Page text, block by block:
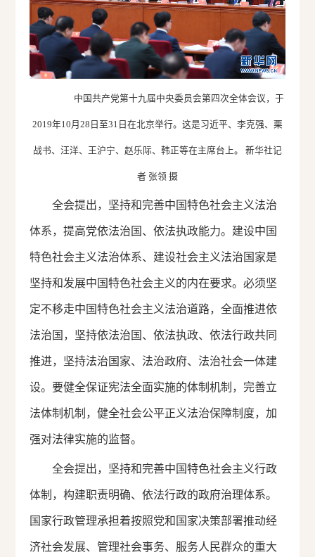
中国共产党第十九届中央委员会第四次全体会议，于
2019年10月28日至31日在北京举行。这是习近平、李克强、栗
战书、汪洋、王沪宁、赵乐际、韩正等在主席台上。 新华社记
者 张领 摄
全会提出，坚持和完善中国特色社会主义法治
体系，提高党依法治国、依法执政能力。建设中国
特色社会主义法治体系、建设社会主义法治国家是
坚持和发展中国特色社会主义的内在要求。必须坚
定不移走中国特色社会主义法治道路，全面推进依
法治国，坚持依法治国、依法执政、依法行政共同
推进，坚持法治国家、法治政府、法治社会一体建
设。要健全保证宪法全面实施的体制机制，完善立
法体制机制，健全社会公平正义法治保障制度，加
强对法律实施的监督。
全会提出，坚持和完善中国特色社会主义行政
体制，构建职责明确、依法行政的政府治理体系。
国家行政管理承担着按照党和国家决策部署推动经
济社会发展、管理社会事务、服务人民群众的重大